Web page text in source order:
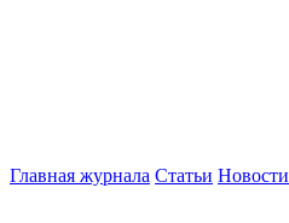
Главная журнала Статьи Новости